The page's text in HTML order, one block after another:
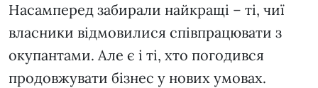
Насамперед забирали найкращі – ті, чиї
власники відмовилися співпрацювати з
окупантами. Але є і ті, хто погодився
продовжувати бізнес у нових умовах.